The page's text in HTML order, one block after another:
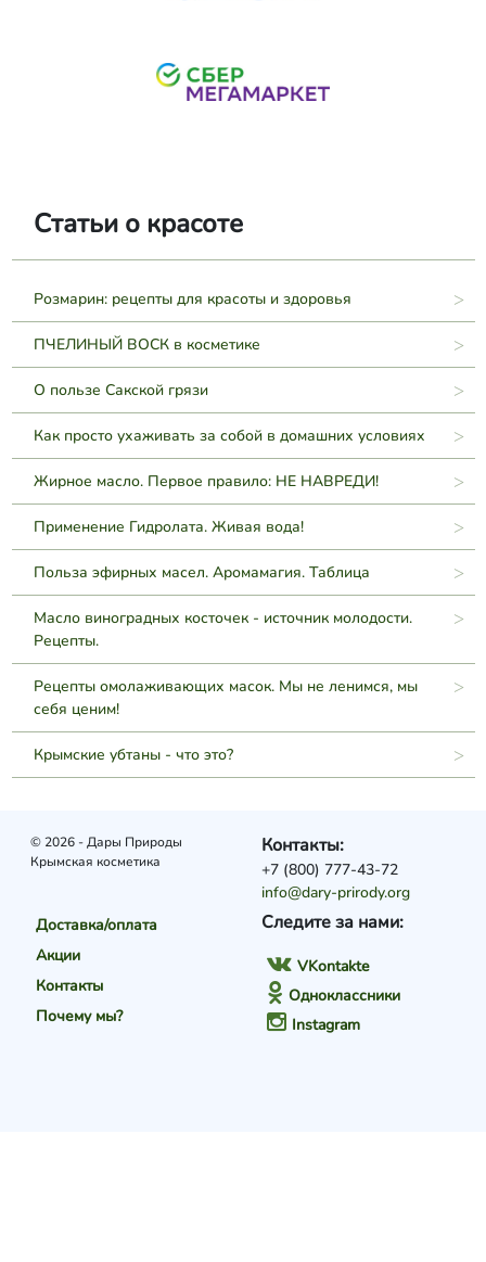
Статьи о красоте
Розмарин: рецепты для красоты и здоровья
ПЧЕЛИНЫЙ ВОСК в косметике
О пользе Сакской грязи
Как просто ухаживать за собой в домашних условиях
Жирное масло. Первое правило: НЕ НАВРЕДИ!
Применение Гидролата. Живая вода!
Польза эфирных масел. Аромамагия. Таблица
Масло виноградных косточек - источник молодости.
Рецепты.
Рецепты омолаживающих масок. Мы не ленимся, мы
себя ценим!
Крымские убтаны - что это?
© 2026 - Дары Природы
Крымская косметика
Доставка/оплата
Акции
Контакты
Почему мы?
Следите за нами:
VKontakte
Одноклассники
Instagram
Контакты:
+7 (800) 777-43-72
info@dary-prirody.org